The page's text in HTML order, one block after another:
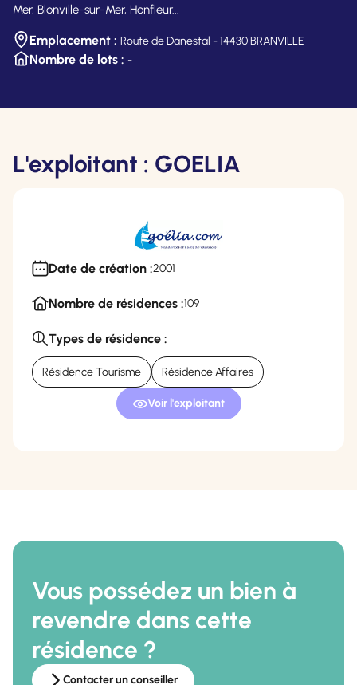
Mer, Blonville-sur-Mer, Honfleur...
Emplacement : Route de Danestal - 14430 BRANVILLE
Nombre de lots : -
L'exploitant : GOELIA
Date de création :2001
Nombre de résidences :109
Types de résidence :
Résidence Tourisme Résidence Affaires
Voir l'exploitant
Vous possédez un bien à
revendre dans cette
résidence ?
Contacter un conseiller